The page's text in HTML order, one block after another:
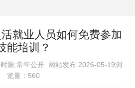
活就业人员如何免费参加
能培训？
限:常年公开
网站发布:2026-05-19浏
览量： 560